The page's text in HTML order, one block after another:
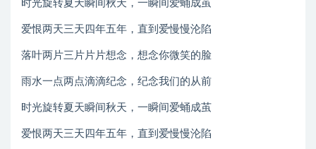
时光旋转夏天瞬间秋天，一瞬间爱蛹成茧
爱恨两天三天四年五年，直到爱慢慢沦陷
落叶两片三片片片想念，想念你微笑的脸
雨水一点两点滴滴纪念，纪念我们的从前
时光旋转夏天瞬间秋天，一瞬间爱蛹成茧
爱恨两天三天四年五年，直到爱慢慢沦陷